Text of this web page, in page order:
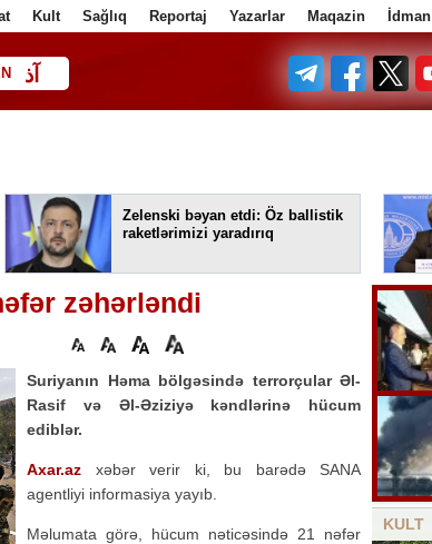
Kult Sağlıq Reportaj Yazarlar Maqazin İdman
آذ
Zelenski bəyan etdi: Öz ballistik
raketlərimizi yaradırıq
zəhərləndi
Suriyanın Həma bölgəsində terrorçular Əl-
Rasif və Əl-Əziziyə kəndlərinə hücum
ediblər.
Axar.az xəbər verir ki, bu barədə SANA
agentliyi informasiya yayıb.
Məlumata görə, hücum nəticəsində 21 nəfər
KULT